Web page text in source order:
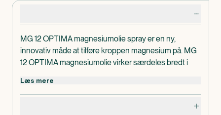
MG 12 OPTIMA magnesiumolie spray er en ny,
innovativ måde at tilføre kroppen magnesium på. MG
12 OPTIMA magnesiumolie virker særdeles bredt i
udvortes brug og smøres direkte på huden, hvor det
absorberes.
MG 12 OPTIMA magnesiumolie er en meget mættet
Læs mere